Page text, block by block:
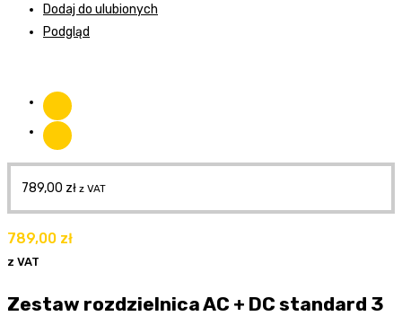
Dodaj do ulubionych
Podgląd
789,00 zł z VAT
789,00 zł
z VAT
Zestaw rozdzielnica AC + DC standard 3